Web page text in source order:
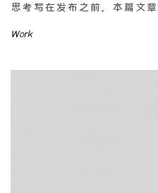
思考写在发布之前。本篇文
Work